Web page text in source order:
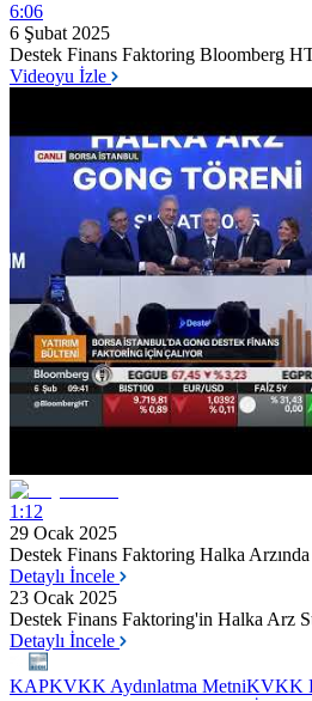
6:06
6 Şubat 2025
Destek Finans Faktoring Bloomberg
Videoyu İzle
1:12
29 Ocak 2025
Destek Finans Faktoring Halka
Detaylı İncele
23 Ocak 2025
Destek Finans Faktoring'in Halka Arz
Detaylı İncele
KAPKVKK Aydınlatma MetniKVKK